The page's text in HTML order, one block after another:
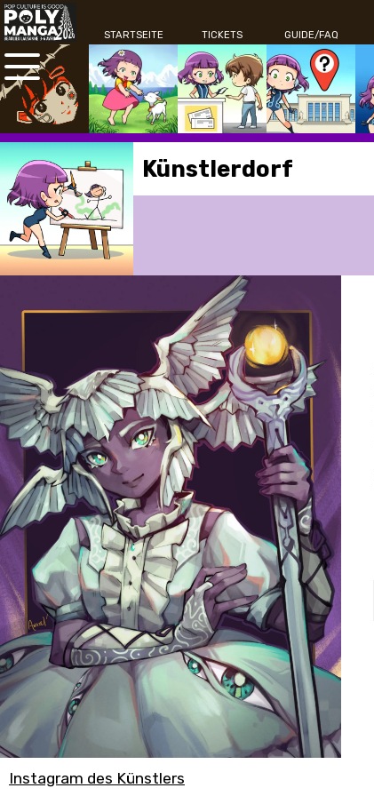
STARTSEITE TICKETS GUIDE/FAQ
Künstlerdorf
Instagram des Künstlers